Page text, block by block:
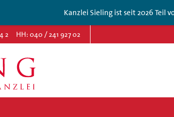
Kanzlei Sieling ist seit 2026 Teil
2 HH: 040 / 241 927 02